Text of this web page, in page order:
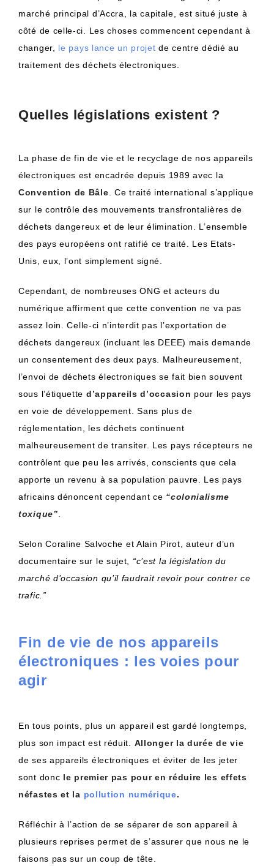
marché principal d’Accra, la capitale, est situé juste à
côté de celle-ci. Les choses commencent cependant à
changer, le pays lance un projet de centre dédié au
traitement des déchets électroniques.
Quelles législations existent ?
La phase de fin de vie et le recyclage de nos appareils
électroniques est encadrée depuis 1989 avec la
Convention de Bâle
Ce traité international s’applique
sur le contrôle des mouvements transfrontalières de
déchets dangereux et de leur élimination.
L’ensemble
des pays européens ont ratifié ce traité.
Les Etats-
Unis, eux, l’ont simplement signé.
Cependant, de nombreuses ONG et acteurs du
numérique affirment que cette convention ne va pas
assez loin.
Celle-ci n’interdit pas l’exportation de
déchets dangereux (incluant les DEEE) mais demande
un consentement des deux pays.
Malheureusement,
l’envoi de déchets électroniques se fait bien souvent
sous l’étiquette d’appareils d’occasion pour les pays
en voie de développement.
Sans plus de
réglementation, les déchets continuent
malheureusement de transiter.
Les pays récepteurs ne
contrôlent que peu les arrivés, conscients que cela
apporte un revenu à sa population pauvre.
Les pays
africains dénoncent cependant ce “colonialisme
toxique”
Selon Coraline Salvoche et Alain Pirot , auteur d’un
documentaire sur le sujet, “c’est la législation du
marché d’occasion qu’il faudrait revoir pour contrer ce
trafic. ”
Fin de vie de nos appareils
électroniques : les voies pour
agir
En tous points, plus un appareil est gardé longtemps,
plus son impact est réduit. Allonger la durée de vie
de ses appareils électroniques et éviter de les jeter
sont donc le premier pas pour en réduire les effets
néfastes et la pollution numérique.
Réfléchir à l’action de se séparer de son appareil à
plusieurs reprises permet de s’assurer que nous ne le
faisons pas sur un coup de tête.